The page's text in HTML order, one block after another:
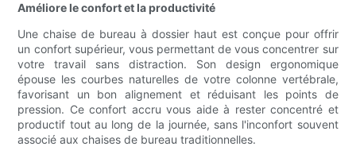
Améliore le confort et la productivité
Une chaise de bureau à dossier haut est conçue pour offrir
un confort supérieur, vous permettant de vous concentrer sur
votre travail sans distraction. Son design ergonomique
épouse les courbes naturelles de votre colonne vertébrale,
favorisant un bon alignement et réduisant les points de
pression. Ce confort accru vous aide à rester concentré et
productif tout au long de la journée, sans l'inconfort souvent
associé aux chaises de bureau traditionnelles.